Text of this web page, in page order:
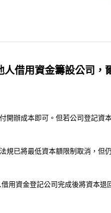
借用資金籌設公司，
開辦成本即可。但若公司登記資
規已將最低資本額限制取消，但
用資金登記公司完成後將資本退